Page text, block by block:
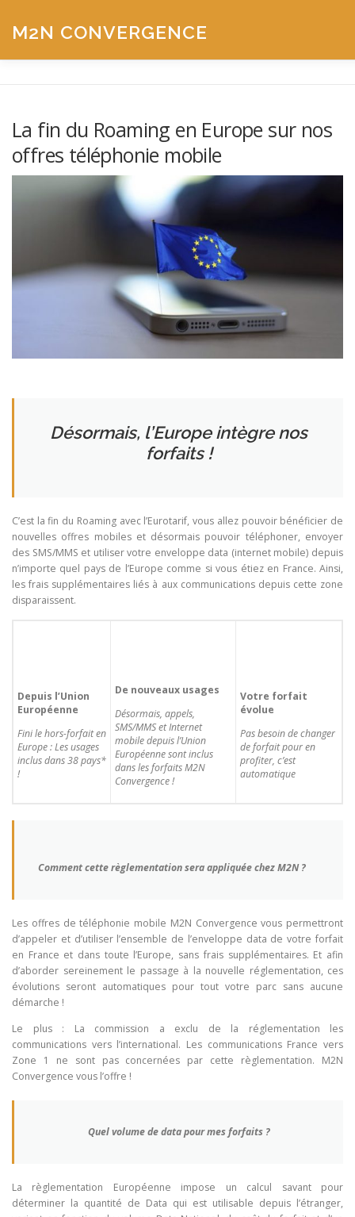
contenu
M2N CONVERGENCE
SÉCURITÉ SUPPORT
La fin du Roaming en Europe sur nos
offres téléphonie mobile
Désormais, l’Europe intègre nos
forfaits !
C’est la fin du Roaming avec l’Eurotarif, vous allez pouvoir bénéficier de
nouvelles offres mobiles et désormais pouvoir téléphoner, envoyer
des SMS/MMS et utiliser votre enveloppe data (internet mobile) depuis
n’importe quel pays de l’Europe comme si vous étiez en France. Ainsi,
les frais supplémentaires liés à aux communications depuis cette zone
disparaissent.
Depuis l’Union
Européenne
Fini le hors-forfait en
Europe : Les usages
inclus dans 38 pays*
!
De nouveaux usages
Désormais, appels,
SMS/MMS et Internet
mobile depuis l’Union
Européenne sont inclus
dans les forfaits M2N
Convergence !
Votre forfait
évolue
Pas besoin de changer
de forfait pour en
profiter, c’est
automatique
Comment cette règlementation sera appliquée chez M2N ?
Les offres de téléphonie mobile M2N Convergence vous permettront
d’appeler et d’utiliser l’ensemble de l’enveloppe data de votre forfait
en France et dans toute l’Europe, sans frais supplémentaires. Et afin
d’aborder sereinement le passage à la nouvelle réglementation, ces
évolutions seront automatiques pour tout votre parc sans aucune
démarche !
Le plus : La commission a exclu de la réglementation les
communications vers l’international. Les communications France vers
Zone 1 ne sont pas concernées par cette règlementation. M2N
Convergence vous l’offre !
Quel volume de data pour mes forfaits ?
La règlementation Européenne impose un calcul savant pour
déterminer la quantité de Data qui est utilisable depuis l’étranger,